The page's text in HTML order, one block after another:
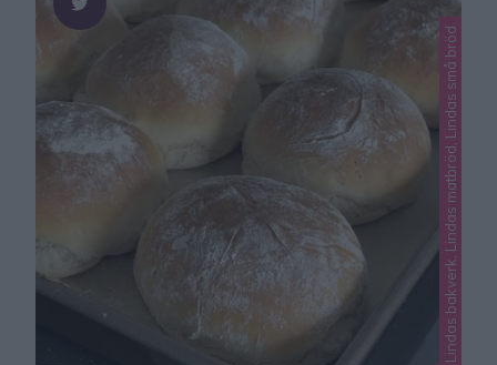
Lindas bakverk, Lindas matbröd, Lindas små bröd